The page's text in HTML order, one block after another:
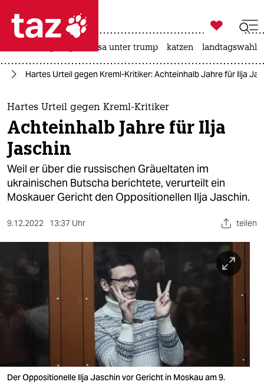
 taz zahl ich
taz zahl ich
themen
politik
öko
gesellschaft
sport
berlin
wahrheit
verlag

taz zahl ich
usa unter trump katzen landtagswahl
Hartes Urteil gegen Kreml-Kritiker: Achteinhalb Jahre für Ilja
Hartes Urteil gegen Kreml-Kritiker
Achteinhalb Jahre für Ilja
Jaschin
Weil er über die russischen Gräueltaten im
ukrainischen Butscha berichtete, verurteilt ein
Moskauer Gericht den Oppositionellen Ilja Jaschin.
9.12.2022 13:37 Uhr teilen
Der Oppositionelle Ilja Jaschin vor Gericht in Moskau am 9.